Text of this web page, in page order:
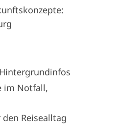
im Notfall,
Reisealltag